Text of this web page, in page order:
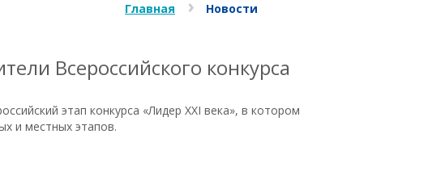
Главная Новости
Всероссийского конкурса
этап конкурса «Лидер XXI века», в котором
и местных этапов.